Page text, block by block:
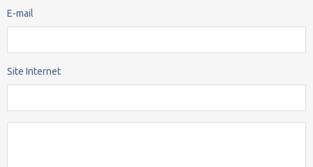
E-mail
Site Internet